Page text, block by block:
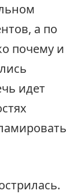
а по
почему и
идет